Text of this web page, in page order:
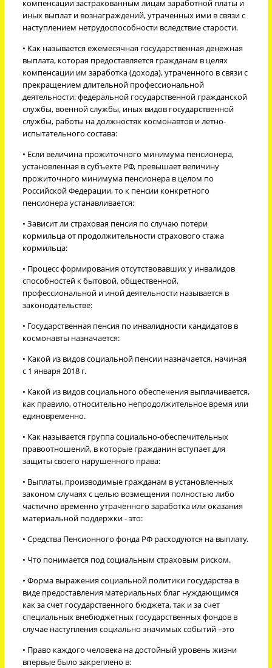
компенсации застрахованным лицам заработной платы и
иных выплат и вознаграждений, утраченных ими в связи с
наступлением нетрудоспособности вследствие старости.
• Как называется ежемесячная государственная денежная
выплата, которая предоставляется гражданам в целях
компенсации им заработка (дохода), утраченного в связи с
прекращением длительной профессиональной
деятельности: федеральной государственной гражданской
службы, военной службы, иных видов государственной
службы, работы на должностях космонавтов и летно-
испытательного состава:
• Если величина прожиточного минимума пенсионера,
установленная в субъекте РФ, превышает величину
прожиточного минимума пенсионера в целом по
Российской Федерации, то к пенсии конкретного
пенсионера устанавливается:
• Зависит ли страховая пенсия по случаю потери
кормильца от продолжительности страхового стажа
кормильца:
• Процесс формирования отсутствовавших у инвалидов
способностей к бытовой, общественной,
профессиональной и иной деятельности называется в
законодательстве:
• Государственная пенсия по инвалидности кандидатов в
космонавты назначается:
• Какой из видов социальной пенсии назначается, начиная
с 1 января 2018 г.
• Какой из видов социального обеспечения выплачивается,
как правило, относительно непродолжительное время или
единовременно.
• Как называется группа социально-обеспечительных
правоотношений, в которые гражданин вступает для
защиты своего нарушенного права:
• Выплаты, производимые гражданам в установленных
законом случаях с целью возмещения полностью либо
частично временно утраченного заработка или оказания
материальной поддержки - это:
• Средства Пенсионного фонда РФ расходуются на выплату.
• Что понимается под социальным страховым риском.
• Форма выражения социальной политики государства в
виде предоставления материальных благ нуждающимся
как за счет государственного бюджета, так и за счет
специальных внебюджетных государственных фондов в
случае наступления социально значимых событий –это
• Право каждого человека на достойный уровень жизни
впервые было закреплено в: